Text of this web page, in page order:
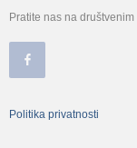
Pratite nas na društvenim
Politika privatnosti